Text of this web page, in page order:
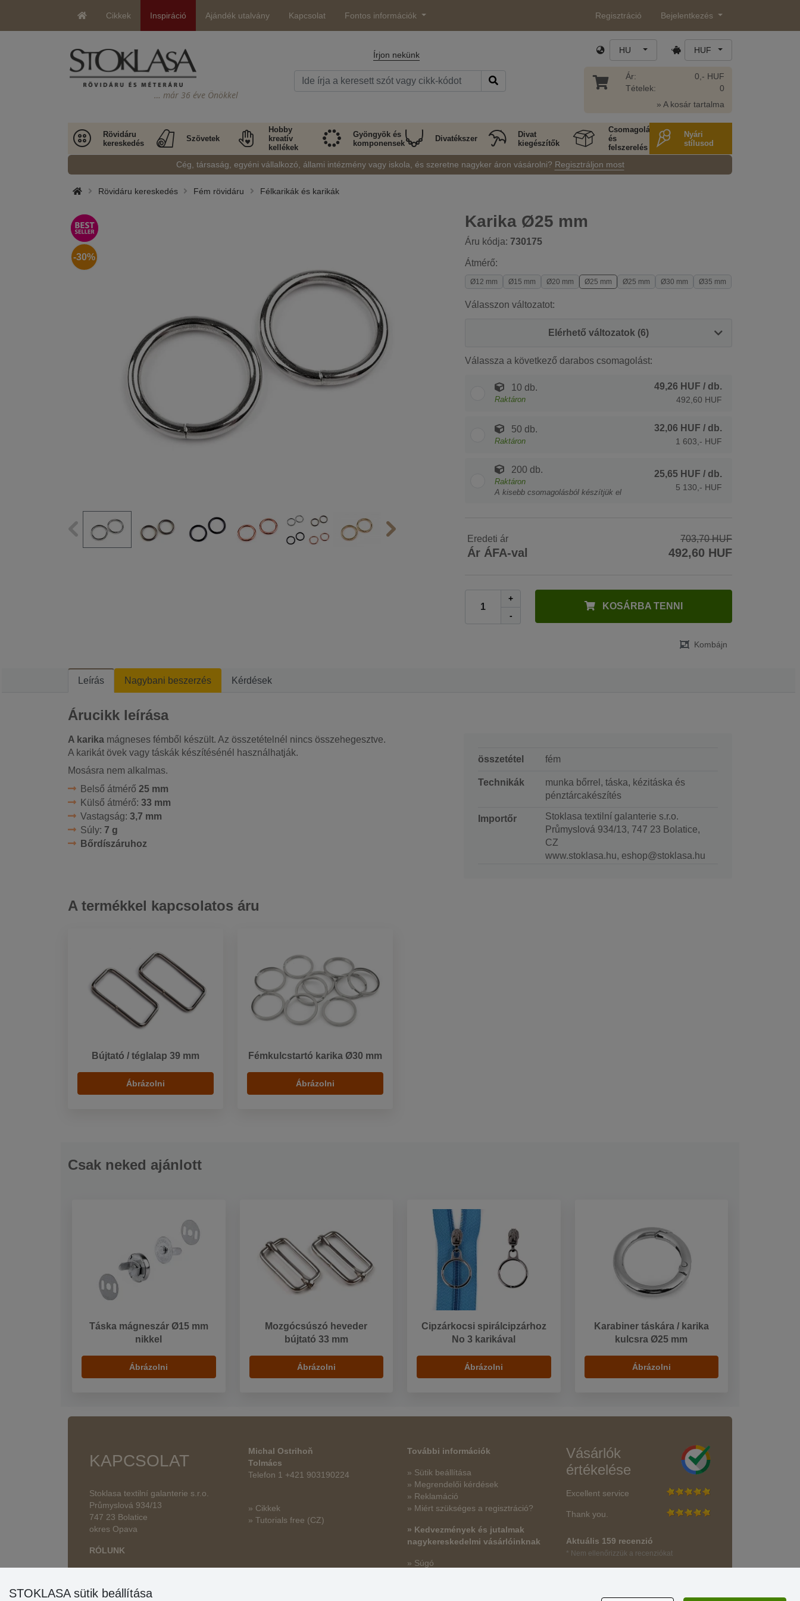
Cikkek Inspiráció Ajándék utalvány Kapcsolat Fontos információk Regisztráció Bejelentkezés
… már 36 éve Önökkel
Írjon nekünk HU HUF
Ár:
Tételek:
0,- HUF
0
» A kosár tartalma
Rövidáru
kereskedés
Szövetek
Hobby
kreatív
kellékek
Gyöngyök és
komponensek
Divatékszer
Divat
kiegészítők
Csomagolás
és
felszerelés
Nyári
stílusod
Cég, társaság, egyéni vállalkozó, állami intézmény vagy iskola, és szeretne nagyker áron vásárolni? Regisztráljon most
Rövidáru kereskedés Fém rövidáru Félkarikák és karikák
Karika Ø25 mm
Áru kódja: 730175
-30%
Átmérő:
Ø12 mm Ø15 mm Ø20 mm Ø25 mm Ø25 mm Ø30 mm Ø35 mm
Válasszon változatot:
Elérhető változatok (6)
Válassza a következő darabos csomagolást:
10 db.
Raktáron
49,26 HUF / db.
492,60 HUF
50 db.
Raktáron
32,06 HUF / db.
1 603,- HUF
200 db.
Raktáron
A kisebb csomagolásból készítjük el
25,65 HUF / db.
5 130,- HUF
Eredeti ár 703,70 HUF
Ár ÁFA-val 492,60 HUF
+
-
KOSÁRBA TENNI
Kombájn
Leírás Nagybani beszerzés Kérdések
Árucikk leírása
A karika mágneses fémből készült. Az összetételnél nincs összehegesztve.
A karikát övek vagy táskák készítésénél használhatják.
Mosásra nem alkalmas.
Belső átmérő 25 mm
Külső átmérő: 33 mm
Vastagság: 3,7 mm
Súly: 7 g
Bőrdíszáruhoz
összetétel fém
Technikák
munka bőrrel, táska, kézitáska és
pénztárcakészítés
Importőr
Stoklasa textilní galanterie s.r.o.
Průmyslová 934/13, 747 23 Bolatice,
CZ
www.stoklasa.hu, eshop@stoklasa.hu
A termékkel kapcsolatos áru
Bújtató / téglalap 39 mm
Ábrázolni
Fémkulcstartó karika Ø30 mm
Ábrázolni
Csak neked ajánlott
Táska mágneszár Ø15 mm
nikkel
Ábrázolni
Mozgócsúszó heveder
bújtató 33 mm
Ábrázolni
Cipzárkocsi spirálcipzárhoz
No 3 karikával
Ábrázolni
Karabiner táskára / karika
kulcsra Ø25 mm
Ábrázolni
KAPCSOLAT
Stoklasa textilní galanterie s.r.o.
Průmyslová 934/13
747 23 Bolatice
okres Opava
RÓLUNK
Michal Ostrihoň
Tolmács
Telefon 1 +421 903190224
» Cikkek
» Tutorials free (CZ)
További információk
» Sütik beállítása
» Megrendelői kérdések
» Reklamáció
» Miért szükséges a regisztráció?
» Kedvezmények és jutalmak
nagykereskedelmi vásárlóinknak
» Súgó
Vásárlók
értékelése
Excellent service
Thank you.
Aktuális 159 recenzió
* Nem ellenőrizzük a recenziókat
STOKLASA sütik beállítása